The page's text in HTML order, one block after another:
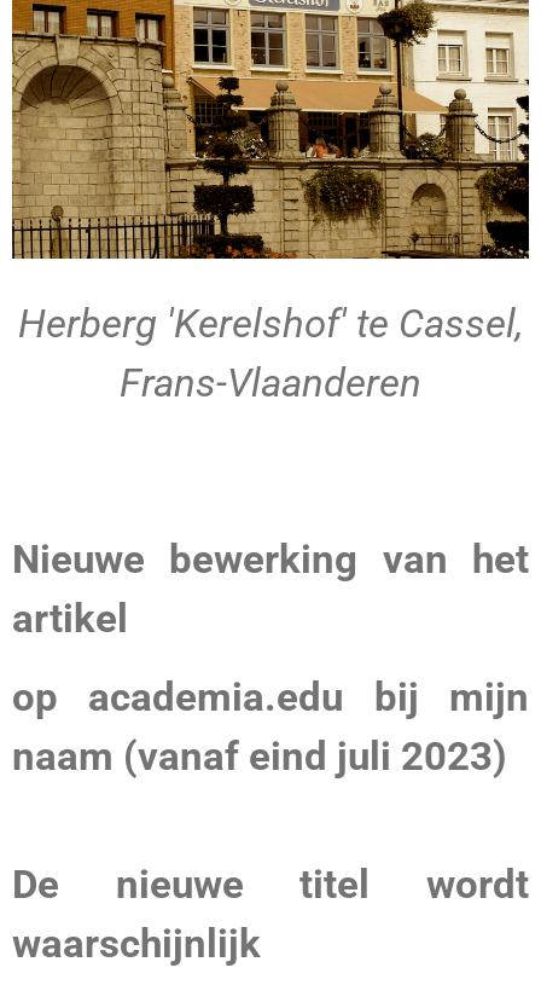
Herberg 'Kerelshof' te Cassel,
Frans-Vlaanderen
Nieuwe bewerking van het
artikel
op academia.edu bij mijn
naam (vanaf eind juli 2023)
De nieuwe titel wordt
waarschijnlijk